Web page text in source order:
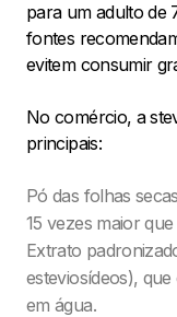
para um adulto de
fontes
evitem consumir
No comércio, a
principais:
Pó das folhas
15 vezes maior
Extrato
esteviosídeos),
em água.